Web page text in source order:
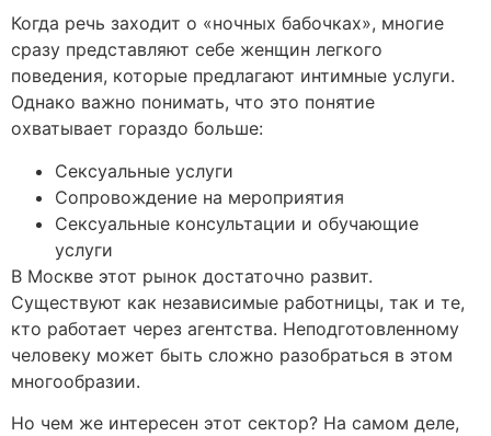
Когда речь заходит о «ночных бабочках», многие
сразу представляют себе женщин легкого
поведения, которые предлагают интимные услуги.
Однако важно понимать, что это понятие
охватывает гораздо больше:
Сексуальные услуги
Сопровождение на мероприятия
Сексуальные консультации и обучающие
услуги
В Москве этот рынок достаточно развит.
Существуют как независимые работницы, так и те,
кто работает через агентства. Неподготовленному
человеку может быть сложно разобраться в этом
многообразии.
Но чем же интересен этот сектор? На самом деле,